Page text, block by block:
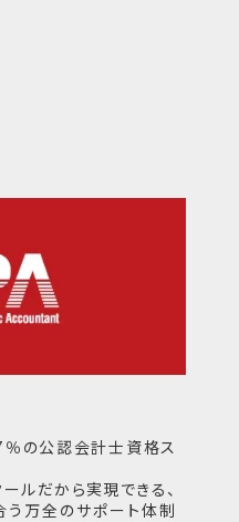
の公認会計士資格ス
ルだから実現できる、
万全のサポート体制